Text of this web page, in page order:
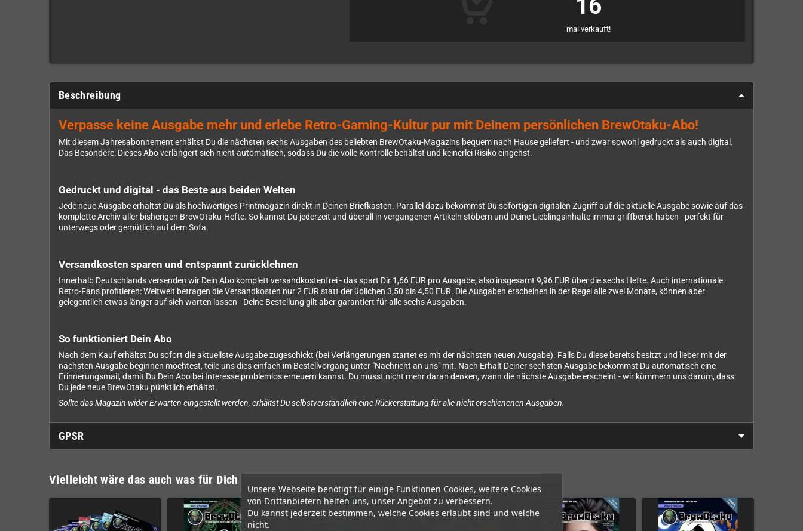
Unsere Webseite benötigt für einige Funktionen Cookies, weitere Cookies
von Drittanbietern helfen uns, unser Angebot zu verbessern.
Du kannst jederzeit bestimmen, welche Cookies erlaubt sind und welche
nicht.
16
mal verkauft!
Beschreibung
Verpasse keine Ausgabe mehr und erlebe Retro-Gaming-Kultur pur mit Deinem persönlichen BrewOtaku-Abo!
Mit diesem Jahresabonnement erhältst Du die nächsten sechs Ausgaben des beliebten BrewOtaku-Magazins bequem nach Hause geliefert - und zwar sowohl gedruckt als auch digital.
Das Besondere: Dieses Abo verlängert sich nicht automatisch, sodass Du die volle Kontrolle behältst und keinerlei Risiko eingehst.
Gedruckt und digital - das Beste aus beiden Welten
Jede neue Ausgabe erhältst Du als hochwertiges Printmagazin direkt in Deinen Briefkasten. Parallel dazu bekommst Du sofortigen digitalen Zugriff auf die aktuelle Ausgabe sowie auf das
komplette Archiv aller bisherigen BrewOtaku-Hefte. So kannst Du jederzeit und überall in vergangenen Artikeln stöbern und Deine Lieblingsinhalte immer griffbereit haben - perfekt für
unterwegs oder gemütlich auf dem Sofa.
Versandkosten sparen und entspannt zurücklehnen
Innerhalb Deutschlands versenden wir Dein Abo komplett versandkostenfrei - das spart Dir 1,66 EUR pro Ausgabe, also insgesamt 9,96 EUR über die sechs Hefte. Auch internationale
Retro-Fans profitieren: Weltweit betragen die Versandkosten nur 2 EUR statt der üblichen 3,50 bis 4,50 EUR. Die Ausgaben erscheinen in der Regel alle zwei Monate, können aber
gelegentlich etwas länger auf sich warten lassen - Deine Bestellung gilt aber garantiert für alle sechs Ausgaben.
So funktioniert Dein Abo
Nach dem Kauf erhältst Du sofort die aktuellste Ausgabe zugeschickt (bei Verlängerungen startet es mit der nächsten neuen Ausgabe). Falls Du diese bereits besitzt und lieber mit der
nächsten Ausgabe beginnen möchtest, teile uns dies einfach im Bestellvorgang unter "Nachricht an uns" mit. Nach Erhalt Deiner sechsten Ausgabe bekommst Du automatisch eine
Erinnerungsmail, damit Du Dein Abo bei Interesse problemlos erneuern kannst. Du musst nicht mehr daran denken, wann die nächste Ausgabe erscheint - wir kümmern uns darum, dass
Du jede neue BrewOtaku pünktlich erhältst.
Sollte das Magazin wider Erwarten eingestellt werden, erhältst Du selbstverständlich eine Rückerstattung für alle nicht erschienenen Ausgaben.
GPSR
Vielleicht wäre das auch was für Dich